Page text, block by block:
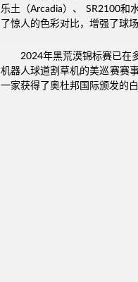
乐土（Arcadia）、 SR2100和
了惊人的色彩对比，增强了球
2024年黑荒漠锦标赛已在
机器人球道割草机的美巡赛赛
一家获得了奥杜邦国际颁发的